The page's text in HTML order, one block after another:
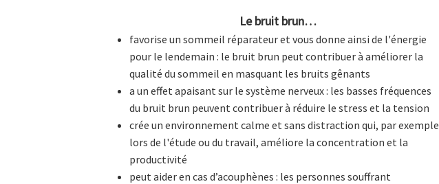
Le bruit brun…
favorise un sommeil réparateur et vous donne ainsi de l'énergie
pour le lendemain : le bruit brun peut contribuer à améliorer la
qualité du sommeil en masquant les bruits gênants
a un effet apaisant sur le système nerveux : les basses fréquences
du bruit brun peuvent contribuer à réduire le stress et la tension
crée un environnement calme et sans distraction qui, par exemple
lors de l'étude ou du travail, améliore la concentration et la
productivité
peut aider en cas d’acouphènes : les personnes souffrant